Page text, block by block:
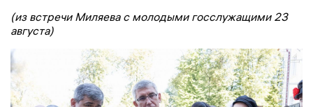
(из встречи Миляева с молодыми госслужащими 23
августа)